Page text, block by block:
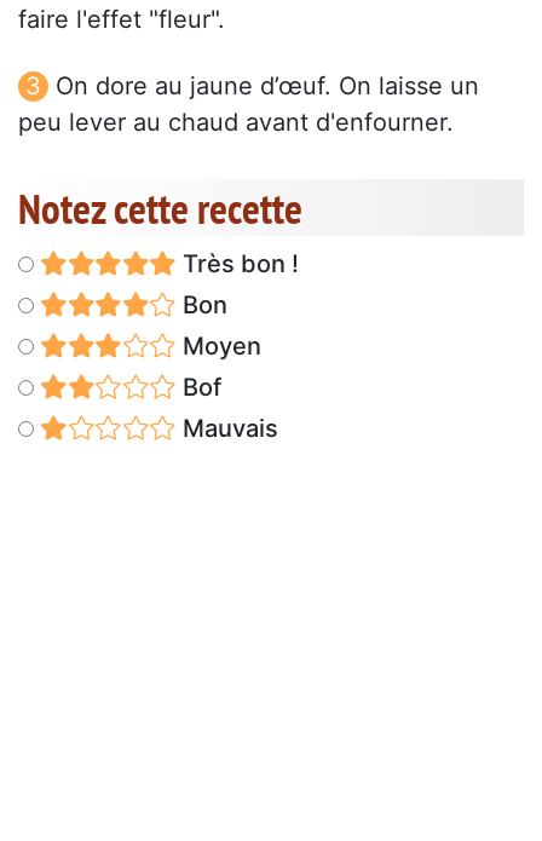
faire l'effet "fleur".
On dore au jaune d’œuf. On laisse un
peu lever au chaud avant d'enfourner.
Notez cette recette
Très bon !
Bon
Moyen
Bof
Mauvais